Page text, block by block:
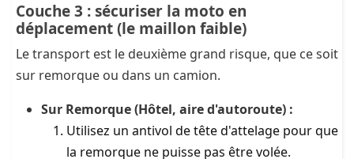
Couche 3 : sécuriser la moto en
déplacement (le maillon faible)
Le transport est le deuxième grand risque, que ce soit
sur remorque ou dans un camion.
Sur Remorque (Hôtel, aire d'autoroute) :
Utilisez un antivol de tête d'attelage pour que
la remorque ne puisse pas être volée.